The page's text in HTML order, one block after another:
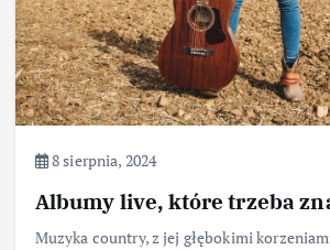
8 sierpnia, 2024
Albumy live, które trzeba
Muzyka country, z jej głębokimi